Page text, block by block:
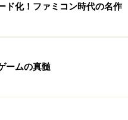
ド化！ファミコン時代の名作
ームの真髄